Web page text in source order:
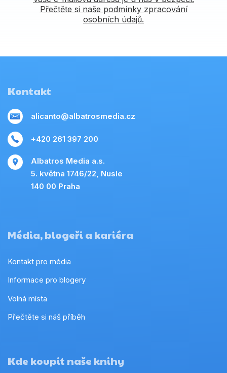
Přečtěte si naše podmínky zpracování
osobních údajů.
Kontakt
alicanto@albatrosmedia.cz
+420 261 397 200
Albatros Media a.s.
5. května 1746/22, Nusle
140 00 Praha
Média, blogeři a kariéra
Kontakt pro média
Informace pro blogery
Volná místa
Přečtěte si náš příběh
Kde koupit naše knihy